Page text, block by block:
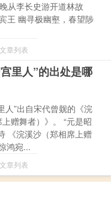
从李长史游开道林故
王 幽寻极幽壑，春望陟
文章列表
里人”的出处是哪
人”出自宋代曾觌的《浣
赠舞者）》。 “元是昭
《浣溪沙（郑相席上赠
鸿宛...
文章列表